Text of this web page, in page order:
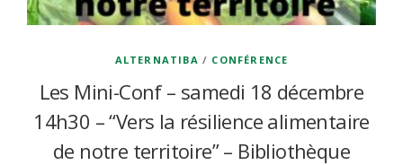
ALTERNATIBA / CONFÉRENCE
Les Mini-Conf – samedi 18 décembre
14h30 – “Vers la résilience alimentaire
de notre territoire” – Bibliothèque